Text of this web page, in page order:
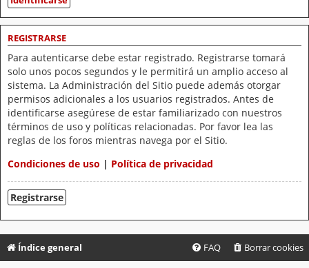
REGISTRARSE
Para autenticarse debe estar registrado. Registrarse tomará
solo unos pocos segundos y le permitirá un amplio acceso al
sistema. La Administración del Sitio puede además otorgar
permisos adicionales a los usuarios registrados. Antes de
identificarse asegúrese de estar familiarizado con nuestros
términos de uso y políticas relacionadas. Por favor lea las
reglas de los foros mientras navega por el Sitio.
Condiciones de uso | Política de privacidad
Registrarse
Índice general Borrar cookies
FAQ